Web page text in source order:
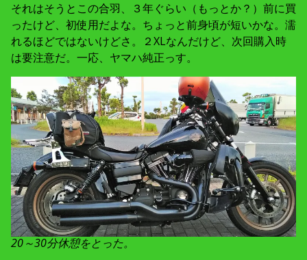
それはそうとこの合羽、３年ぐらい（もっとか？）前に買
ったけど、初使用だよな。ちょっと前身頃が短いかな。濡
れるほどではないけどさ。２XLなんだけど、次回購入時
は要注意だ。一応、ヤマハ純正っす。
20～30分休憩をとった。